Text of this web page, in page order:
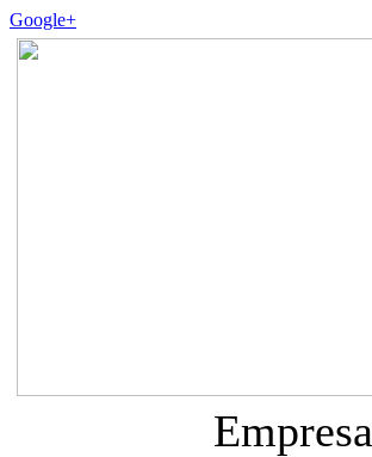
Google+
Empresa